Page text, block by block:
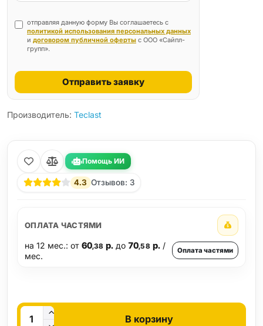
отправляя данную форму Вы соглашаетесь с
политикой использования персональных данных
и договором публичной оферты с ООО «Сайпл-
групп».
Отправить заявку
Производитель: Teclast
Помощь ИИ
4.3 Отзывов: 3
ОПЛАТА ЧАСТЯМИ
на 12 мес.: от 60,38 р. до70,58р./
мес.
Оплата частями
Кол-во
В корзину